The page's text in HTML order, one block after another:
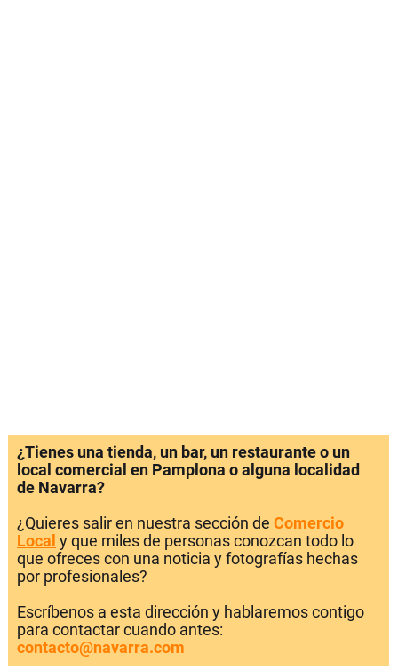
¿Tienes una tienda, un bar, un restaurante o un
local comercial en Pamplona o alguna localidad
de Navarra?
¿Quieres salir en nuestra sección de Comercio
Local y que miles de personas conozcan todo lo
que ofreces con una noticia y fotografías hechas
por profesionales?
Escríbenos a esta dirección y hablaremos contigo
para contactar cuando antes:
contacto@navarra.com